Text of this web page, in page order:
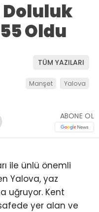
Doluluk
Oldu
TÜM YAZILARI
Manşet Yalova
ABONE OL
ile ünlü önemli
Yalova, yaz
uğruyor. Kent
yer alan ve